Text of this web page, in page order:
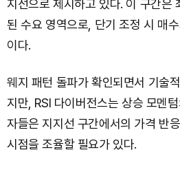
지선으로 제시하고 있다. 이 구간은
된 수요 영역으로, 단기 조정 시 매
이다.
웨지 패턴 돌파가 확인되면서 기술
지만, RSI 다이버전스는 상승 모멘
자들은 지지선 구간에서의 가격 반
시점을 조율할 필요가 있다.